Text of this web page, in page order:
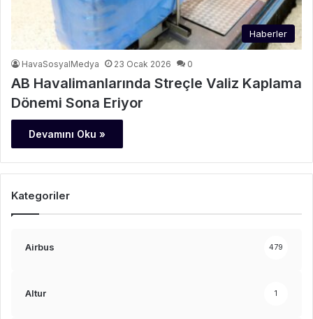
Haberler
HavaSosyalMedya 23 Ocak 2026 0
AB Havalimanlarında Streçle Valiz Kaplama
Dönemi Sona Eriyor
Devamını Oku »
Kategoriler
Airbus 479
Altur 1